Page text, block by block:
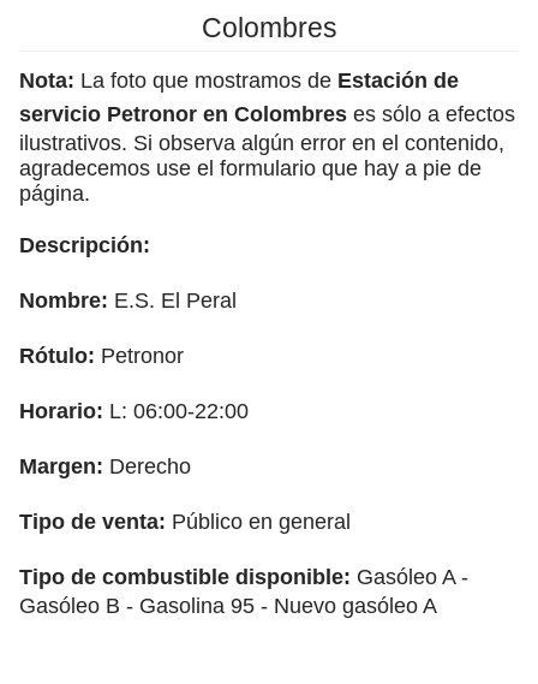
Colombres
Nota: La foto que mostramos de Estación de
servicio Petronor en Colombres es sólo a efectos
ilustrativos. Si observa algún error en el contenido,
agradecemos use el formulario que hay a pie de
página.
Descripción:
Nombre: E.S. El Peral
Rótulo: Petronor
Horario: L: 06:00-22:00
Margen: Derecho
Tipo de venta: Público en general
Tipo de combustible disponible: Gasóleo A -
Gasóleo B - Gasolina 95 - Nuevo gasóleo A